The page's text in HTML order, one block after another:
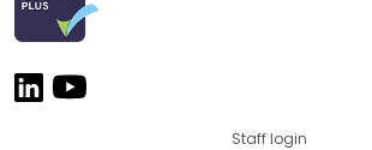
Staff login